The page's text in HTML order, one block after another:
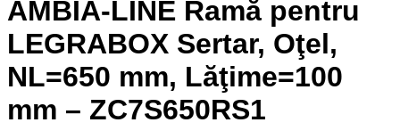
AMBIA-LINE Ramă pentru
LEGRABOX Sertar, Oţel,
NL=650 mm, Lăţime=100
mm – ZC7S650RS1